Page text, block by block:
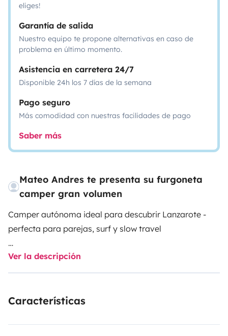
eliges!
Garantía de salida
Nuestro equipo te propone alternativas en caso de
problema en último momento.
Asistencia en carretera 24/7
Disponible 24h los 7 días de la semana
Pago seguro
Más comodidad con nuestras facilidades de pago
Saber más
Mateo Andres te presenta su furgoneta
camper gran volumen
Camper autónoma ideal para descubrir Lanzarote -
perfecta para parejas, surf y slow travel
Diseñamos la van buscando que sea simple y
funcional.
Si bien es un desafío salir de la comodidad de alojarte
Ver la descripción
Características